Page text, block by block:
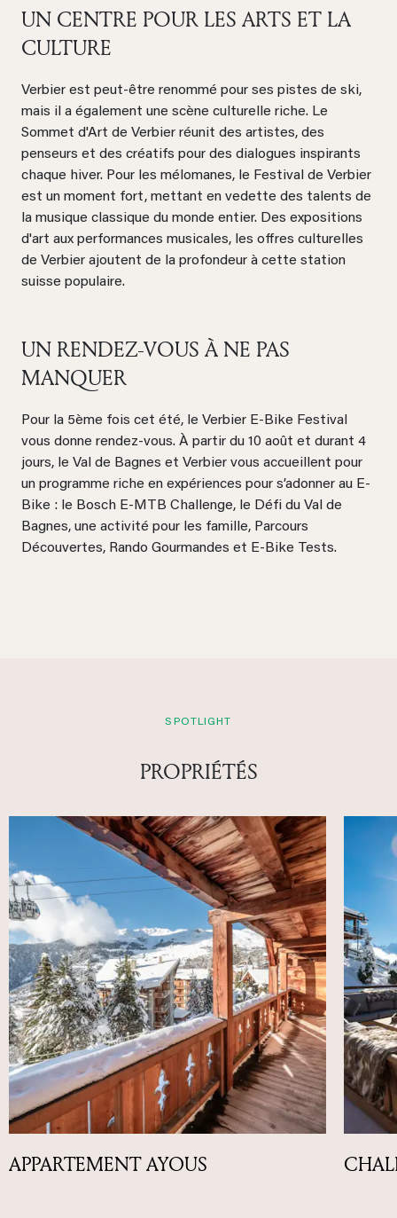
UN CENTRE POUR LES ARTS ET LA
CULTURE
Verbier est peut-être renommé pour ses pistes de ski,
mais il a également une scène culturelle riche. Le
Sommet d'Art de Verbier réunit des artistes, des
penseurs et des créatifs pour des dialogues inspirants
chaque hiver. Pour les mélomanes, le Festival de Verbier
est un moment fort, mettant en vedette des talents de
la musique classique du monde entier. Des expositions
d'art aux performances musicales, les offres culturelles
de Verbier ajoutent de la profondeur à cette station
suisse populaire.
UN RENDEZ-VOUS À NE PAS
MANQUER
Pour la 5ème fois cet été, le Verbier E-Bike Festival
vous donne rendez-vous. À partir du 10 août et durant 4
jours, le Val de Bagnes et Verbier vous accueillent pour
un programme riche en expériences pour s’adonner au E-
Bike : le Bosch E-MTB Challenge, le Défi du Val de
Bagnes, une activité pour les famille, Parcours
Découvertes, Rando Gourmandes et E-Bike Tests.
SPOTLIGHT
PROPRIÉTÉS
APPARTEMENT AYOUS